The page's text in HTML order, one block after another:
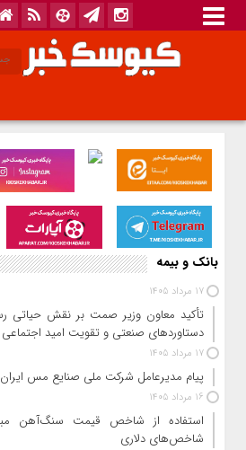
بانک و بیمه
17 مرداد 1405
تأکید معاون وزیر صمت بر نقش حیاتی
دستاوردهای صنعتی و تقویت امید اجتماعی
17 مرداد 1405
پیام مدیرعامل شرکت ملی صنایع مس ایران
16 مرداد 1405
استفاده از شاخص قیمت سنگ‌آهن
شاخص‌های دلاری